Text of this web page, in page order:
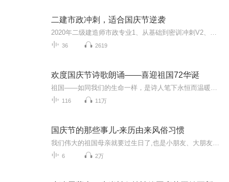
二建市政冲刺，适合国庆节逆袭
36 2619
欢度国庆节诗歌朗诵——喜迎祖国72华诞
116 11万
国庆节的那些事儿-来历由来风俗习惯
6 2万